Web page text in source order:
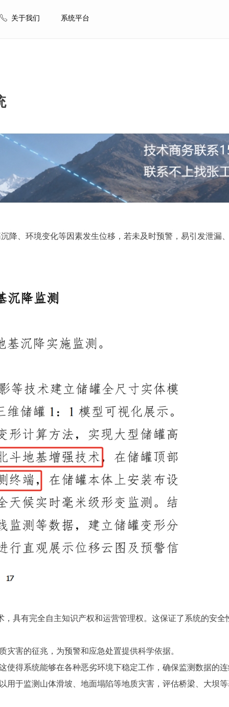
ꂅ 关于我们 系统平台
降、环境变化等因素发生位移，若未及时预警，易引发泄漏
具有完全自主知识产权和运营管理权。这保证了系统的安
害的征兆，为预警和应急处置提供科学依据。
得系统能够在各种恶劣环境下稳定工作，确保监测数据的
于监测山体滑坡、地面塌陷等地质灾害，评估桥梁、大坝